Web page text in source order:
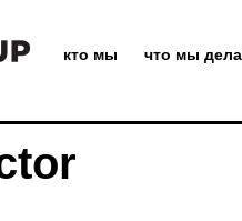
кто мы что мы